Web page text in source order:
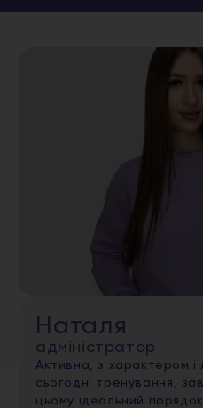
Наталя
адміністратор
Активна, з характером
сьогодні тренування,
цьому ідеальний